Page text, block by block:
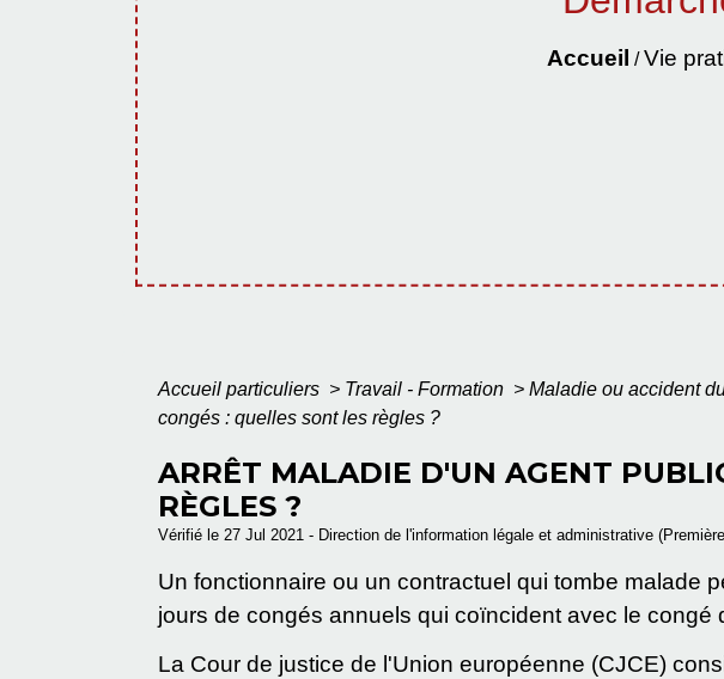
Accueil /Vie
Accueil particuliers > Travail - Formation > Maladie ou accident
congés : quelles sont les règles ?
ARRÊT MALADIE D'UN AGENT
RÈGLES ?
Vérifié le 27 Jul 2021 - Direction de l'information légale et administrative
Un fonctionnaire ou un contractuel qui tombe malade
jours de congés annuels qui coïncident avec le congé
La Cour de justice de l'Union européenne (CJCE)